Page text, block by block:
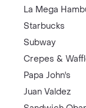
La Mega
Starbucks
Subway
Crepes &
Papa John's
Juan Valdez